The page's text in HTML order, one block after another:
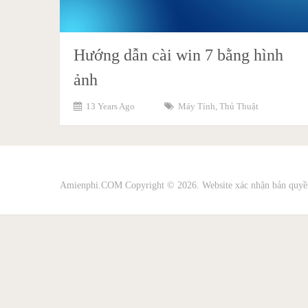
Hướng dẫn cài win 7 bằng hình
ảnh
13 Years Ago Máy Tính, Thủ Thuật
Amienphi.COM Copyright © 2026. Website xác nhận bản